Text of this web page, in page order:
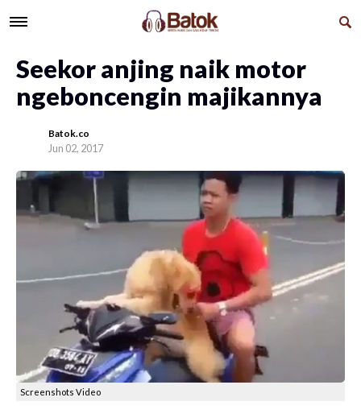
Seekor anjing naik motor
ngeboncengin majikannya
Batok.co
Jun 02, 2017
Screenshots Video